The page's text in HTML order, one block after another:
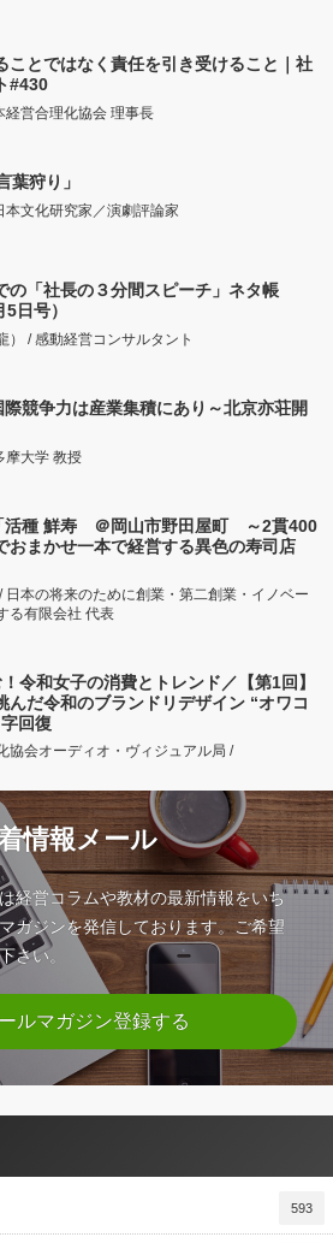
ことではなく責任を引き受けること｜社
#430
経営合理化協会 理事長
狩り」
本文化研究家／演劇評論家
の「社長の３分間スピーチ」ネタ帳
5日号）
） / 感動経営コンサルタント
競争力は産業集積にあり～北京亦荘開
大学 教授
種 鮮寿 ＠岡山市野田屋町 ～2貫400
おまかせ一本で経営する異色の寿司店
日本の将来のために創業・第二創業・イノベー
る有限会社 代表
令和女子の消費とトレンド／【第1回】
んだ令和のブランドリデザイン “オワコ
回復
協会オーディオ・ヴィジュアル局 /
情報メール
経営コラムや教材の最新情報をいち
ガジンを発信しております。ご希望
さい。
ルマガジン登録する
593